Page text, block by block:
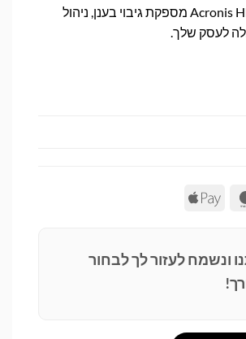
מערכת גיבוי ואבטחת מידע Acronis HD Online OF2016HB מספקת גיבוי בענן, ניהול
לעסק שלך.
MasterCard
Apple
ונשמח לעזור לך לבחור